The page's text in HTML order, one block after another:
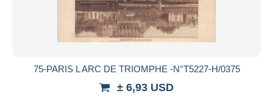
75-PARIS L ARC DE TRIOMPHE -N°T5227-H/0375
± 6,93 USD